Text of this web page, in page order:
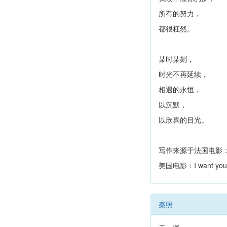
所有的努力，
都很枉然。
某时某刻，
时光不再延续，
相遇的永恒，
以沉默，
以欣喜的目光。
写作来源于法国电影
美国电影：I want
秦照